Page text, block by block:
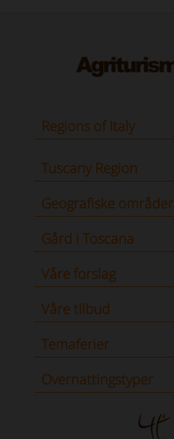
Regions of Italy
Tuscany Region
Geografiske områder
Gård i Toscana
Våre forslag
Våre tilbud
Temaferier
Overnattingstyper